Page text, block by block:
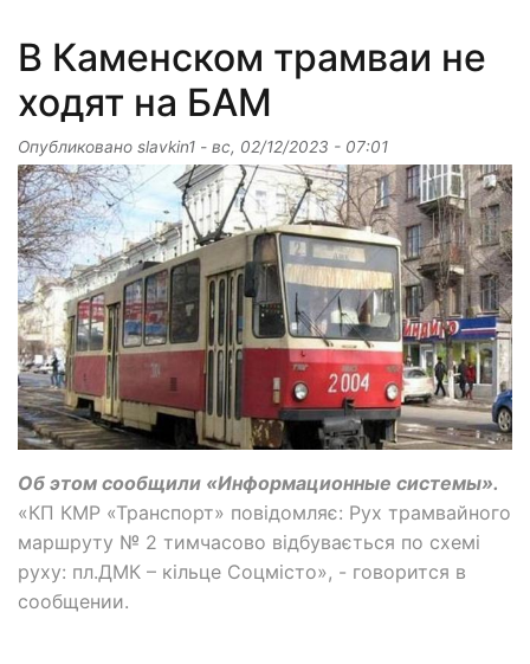
В Каменском трамваи не
ходят на БАМ
Опубликовано slavkin1 - вс, 02/12/2023 - 07:01
Об этом сообщили «Информационные системы».
«КП КМР «Транспорт» повідомляє: Рух трамвайного
маршруту № 2 тимчасово відбувається по схемі
руху: пл.ДМК – кільце Соцмісто», - говорится в
сообщении.